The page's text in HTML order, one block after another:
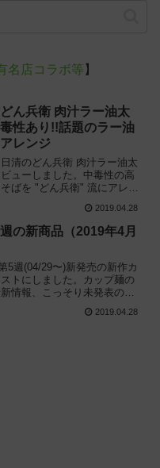
名店コラボ等 】
どん兵衛 肉汁ラー油太
性あり!!話題のラー油
レンジ
清のどん兵衛 肉汁ラー油太
ューしました。中毒性の高
ばを "どん兵衛" 流にアレン
を意識した和風カップ麺を実
た感想に基づき評価しま
2019.04.28
の新商品（2019年4月
5週(04/29〜)新発売の新作カ
トにしました。カップ麺の
情報、こっそり未発表のタ
開しているので、カップ麺の
題のニュースが気になる方は
2019.04.28